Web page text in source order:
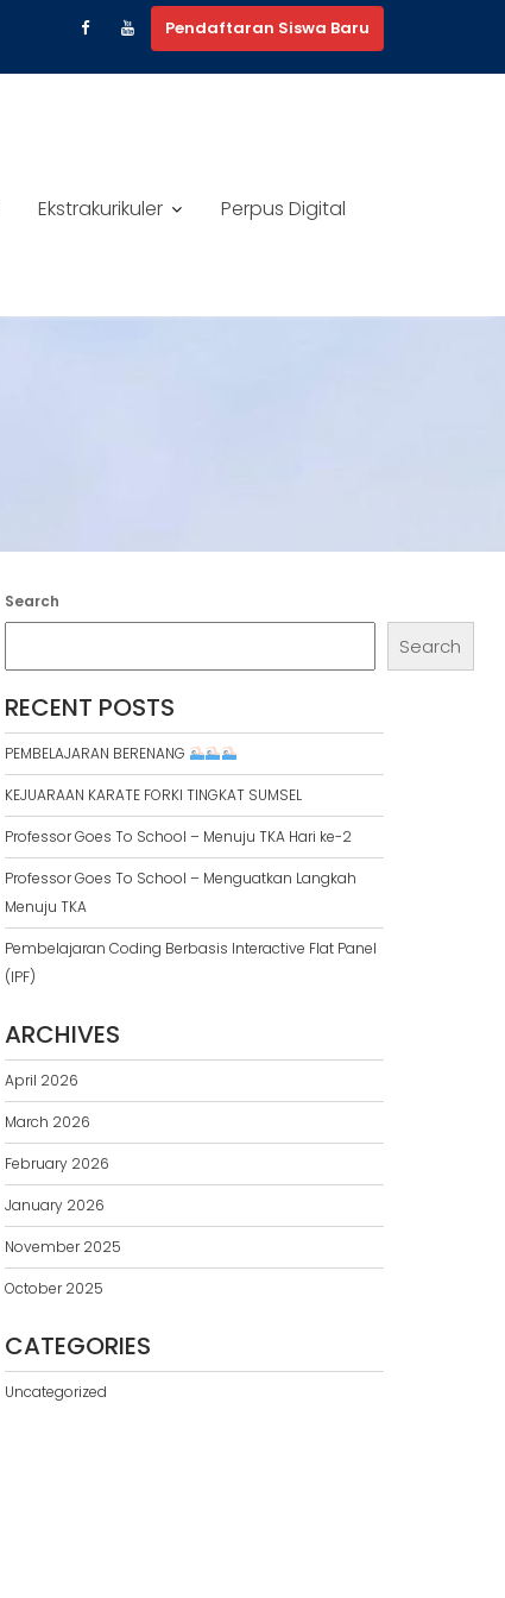
Pendaftaran Siswa Baru
Ekstrakurikuler Perpus Digital
Search
Search
RECENT POSTS
PEMBELAJARAN BERENANG
KEJUARAAN KARATE FORKI TINGKAT SUMSEL
Professor Goes To School – Menuju TKA Hari ke-2
Professor Goes To School – Menguatkan Langkah
Menuju TKA
Pembelajaran Coding Berbasis Interactive Flat Panel
(IPF)
ARCHIVES
April 2026
March 2026
February 2026
January 2026
November 2025
October 2025
CATEGORIES
Uncategorized